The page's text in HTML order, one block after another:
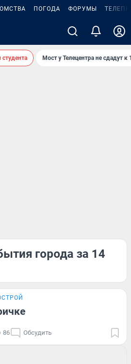
ПОГОДА ФОРУМЫ
Мост у Телецентра не сдадут к
города за 14
86 Обсудить